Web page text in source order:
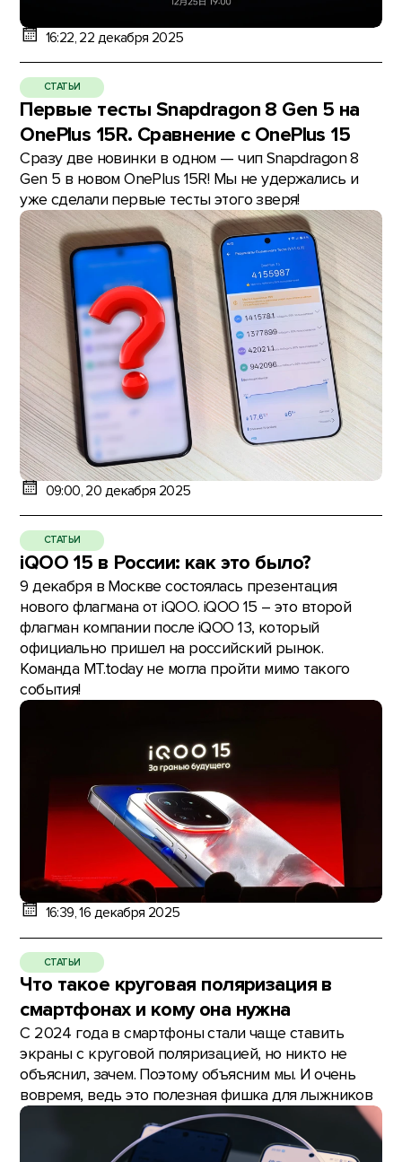
16:22, 22 декабря 2025
СТАТЬИ
Первые тесты Snapdragon 8 Gen 5 на
OnePlus 15R. Сравнение с OnePlus 15
Сразу две новинки в одном — чип Snapdragon 8
Gen 5 в новом OnePlus 15R! Мы не удержались и
уже сделали первые тесты этого зверя!
09:00, 20 декабря 2025
СТАТЬИ
iQOO 15 в России: как это было?
9 декабря в Москве состоялась презентация
нового флагмана от iQOO. iQOO 15 – это второй
флагман компании после iQOO 13, который
официально пришел на российский рынок.
Команда MT.today не могла пройти мимо такого
события!
16:39, 16 декабря 2025
СТАТЬИ
Что такое круговая поляризация в
смартфонах и кому она нужна
С 2024 года в смартфоны стали чаще ставить
экраны с круговой поляризацией, но никто не
объяснил, зачем. Поэтому объясним мы. И очень
вовремя, ведь это полезная фишка для лыжников